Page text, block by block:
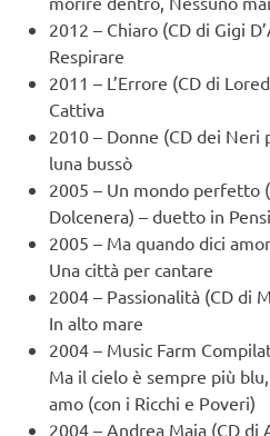
2012 – Chiaro (CD di Gigi
Respirare
2011 – L’Errore (CD di
Cattiva
2010 – Donne (CD dei Neri
luna bussò
2005 – Un mondo perfetto
Dolcenera) – duetto in
2005 – Ma quando dici
Una città per cantare
2004 – Passionalità (CD di
In alto mare
2004 – Music Farm
Ma il cielo è sempre più
amo (con i Ricchi e Poveri)
2004 – Andrea Maja (CD di